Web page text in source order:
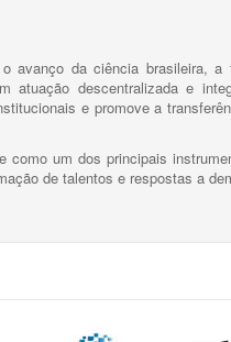
avanço da ciência brasileira,
atuação descentralizada e
e promove a
como um dos principais
de talentos e respostas a